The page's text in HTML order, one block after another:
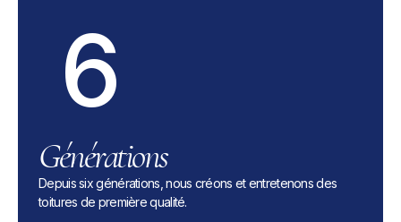
6
Générations
Depuis six générations, nous créons et entretenons des
toitures de première qualité.